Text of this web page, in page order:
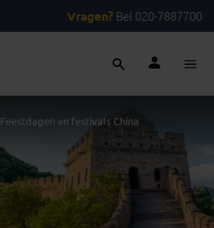
Vragen? Bel 020-7887700
Feestdagen en festivals China